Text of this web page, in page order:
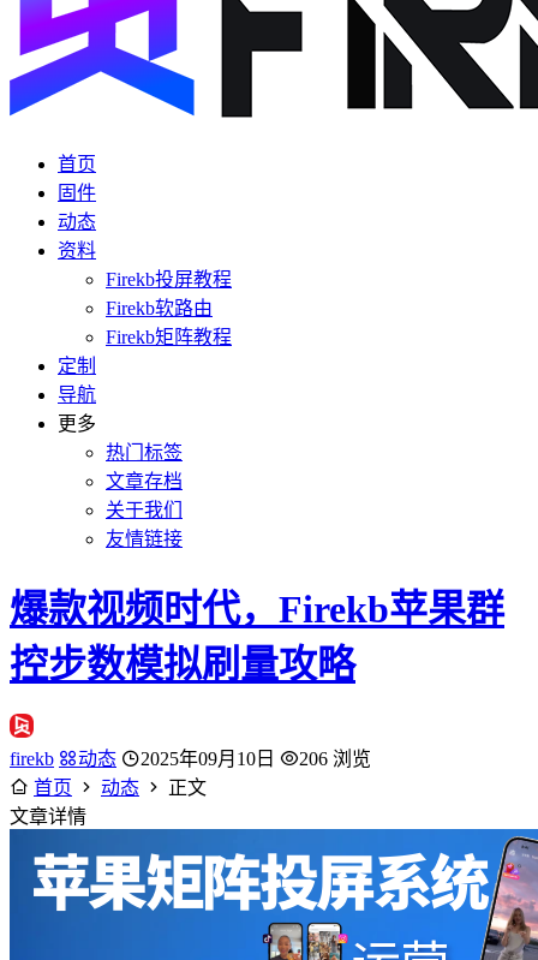
首页
固件
动态
资料
Firekb投屏教程
Firekb软路由
Firekb矩阵教程
定制
导航
更多
热门标签
文章存档
关于我们
友情链接
爆款视频时代，Firekb苹果群
控步数模拟刷量攻略
firekb 动态 2025年09月10日
206 浏览
首页
动态
正文
文章详情